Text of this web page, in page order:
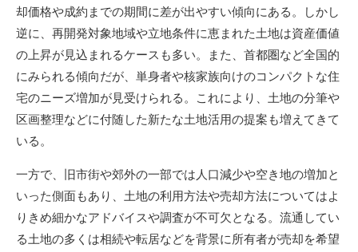
却価格や成約までの期間に差が出やすい傾向にある。しかし
逆に、再開発対象地域や立地条件に恵まれた土地は資産価値
の上昇が見込まれるケースも多い。また、首都圏など全国的
にみられる傾向だが、単身者や核家族向けのコンパクトな住
宅のニーズ増加が見受けられる。これにより、土地の分筆や
区画整理などに付随した新たな土地活用の提案も増えてきて
いる。
一方で、旧市街や郊外の一部では人口減少や空き地の増加と
いった側面もあり、土地の利用方法や売却方法についてはよ
りきめ細かなアドバイスや調査が不可欠となる。流通してい
る土地の多くは相続や転居などを背景に所有者が売却を希望